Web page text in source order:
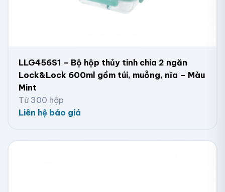
LLG456S1 – Bộ hộp thủy tinh chia 2 ngăn
Lock&Lock 600ml gồm túi, muỗng, nĩa – Màu
Mint
Từ 300 hộp
Liên hệ báo giá